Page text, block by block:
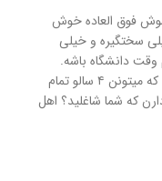
فوق العاده خوش
سختگیره و خیلی
دانشگاه باشه.
معمولاً هم روز مصاحبه ازشون میپرسه که میتونن ۴ سالو تمام
که شما شاغلید؟ اهل